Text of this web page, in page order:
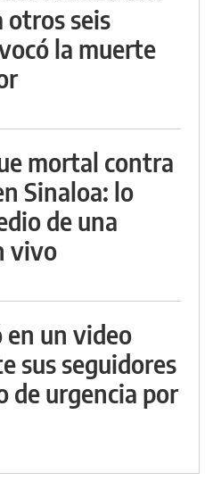
otros seis
la muerte
mortal contra
Sinaloa: lo
de una
vivo
en un video
sus seguidores
de urgencia por